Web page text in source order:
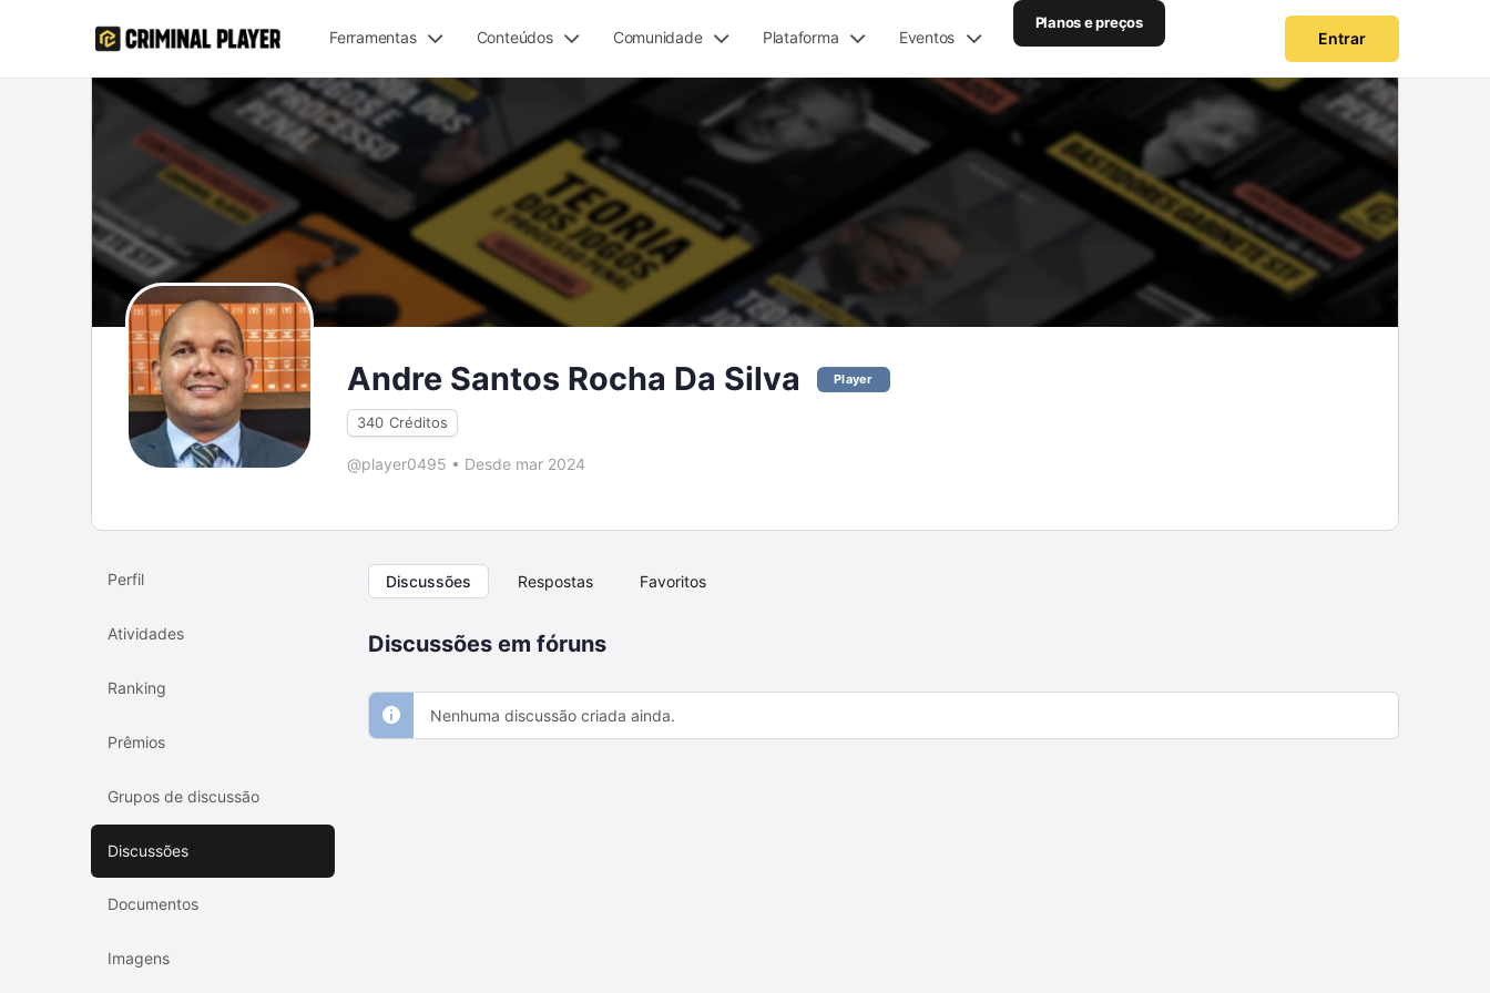
Ferramentas Conteúdos Comunidade Plataforma Eventos
Planos e preços
Entrar
Andre Santos Rocha Da Silva Player
340 Créditos
@player0495 • Desde mar 2024
Perfil
Atividades
Ranking
Prêmios
Grupos de discussão
Discussões
Documentos
Imagens
Discussões Respostas Favoritos
Discussões em fóruns
Nenhuma discussão criada ainda.